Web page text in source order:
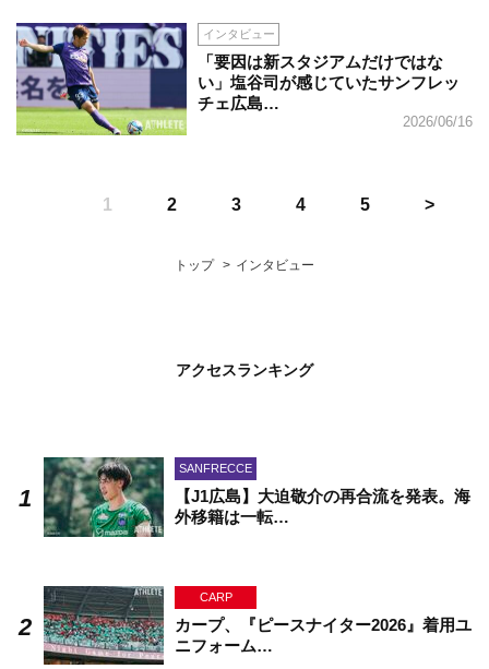
インタビュー
「要因は新スタジアムだけではな
い」塩谷司が感じていたサンフレッ
チェ広島…
2026/06/16
1 2 3 4 5
トップ インタビュー
アクセスランキング
SANFRECCE
【J1広島】大迫敬介の再合流を発表。海
外移籍は一転…
CARP
カープ、『ピースナイター2026』着用ユ
ニフォーム…